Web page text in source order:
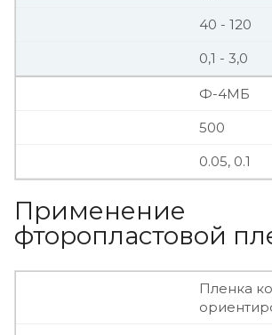
40 - 120
0,1 - 3,0
Ф-4МБ
500
0.05, 0.1
Применение
фторопластовой
Пленка